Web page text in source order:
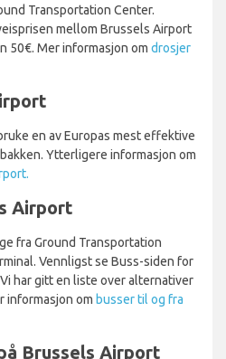
Transportation Center.
mellom Brussels Airport
50€. Mer informasjon om drosjer
en av Europas mest effektive
Ytterligere informasjon om
Airport
fra Ground Transportation
Vennligst se Buss-siden for
har gitt en liste over alternativer
informasjon om busser til og fra
Brussels Airport